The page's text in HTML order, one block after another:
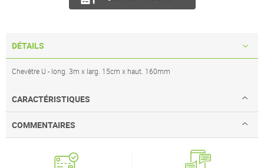
DÉTAILS
Chevêtre U - long. 3m x larg. 15cm x haut. 160mm
CARACTÉRISTIQUES
COMMENTAIRES